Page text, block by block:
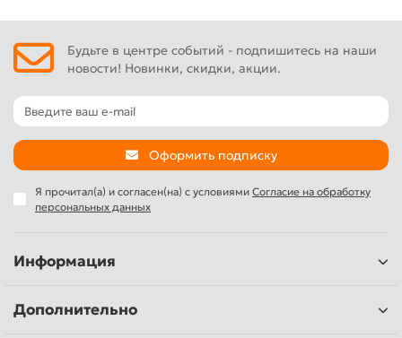
Будьте в центре событий - подпишитесь на наши
новости! Новинки, скидки, акции.
Оформить подписку
Я прочитал(а) и согласен(на) с условиями Согласие на обработку
персональных данных
Информация
Дополнительно